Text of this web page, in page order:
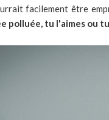
facilement être
polluée, tu l'aimes ou